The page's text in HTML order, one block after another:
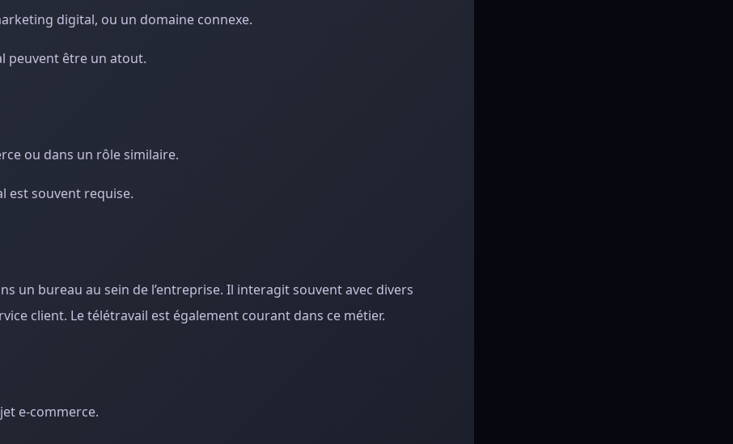
digital, ou un domaine connexe.
peuvent être un atout.
ou dans un rôle similaire.
est souvent requise.
un bureau au sein de l’entreprise. Il interagit souvent avec divers
client. Le télétravail est également courant dans ce métier.
e-commerce.